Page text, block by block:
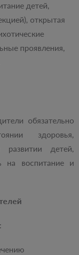
детей,
открытая
проявления,
обязательно
здоровья,
развитии детей,
на воспитание и